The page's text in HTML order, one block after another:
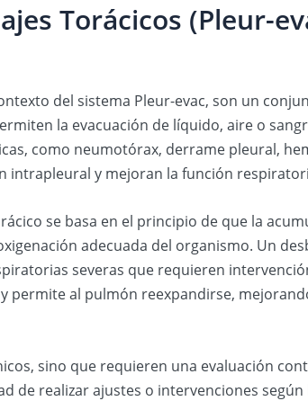
Torácicos (Pleur-
del sistema Pleur-evac, son un
la evacuación de líquido, aire o
como neumotórax, derrame pleural,
intrapleural y mejoran la función
se basa en el principio de que la
adecuada del organismo. Un
severas que requieren
al pulmón reexpandirse,
sino que requieren una evaluación
de realizar ajustes o intervenciones